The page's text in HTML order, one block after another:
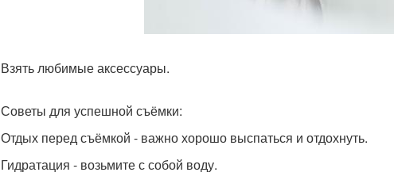
Взять любимые аксессуары.
Советы для успешной съёмки:
Отдых перед съёмкой - важно хорошо выспаться и отдохнуть.
Гидратация - возьмите с собой воду.